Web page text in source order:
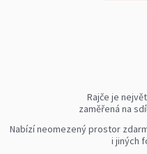
Rajče je
zaměřená na
Nabízí neomezený prostor
i jiných